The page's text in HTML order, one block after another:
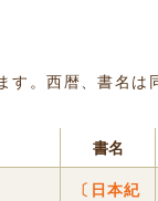
す。西暦、書名
書名
〔日本紀